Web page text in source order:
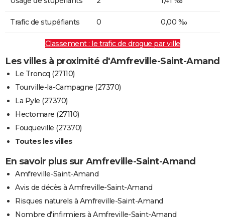
Trafic de stupéfiants 0 0,00 ‰
Classement : le trafic de drogue par ville
Les villes à proximité d'Amfreville-Saint-Amand
Le Troncq (27110)
Tourville-la-Campagne (27370)
La Pyle (27370)
Hectomare (27110)
Fouqueville (27370)
Toutes les villes
En savoir plus sur Amfreville-Saint-Amand
Amfreville-Saint-Amand
Avis de décès à Amfreville-Saint-Amand
Risques naturels à Amfreville-Saint-Amand
Nombre d'infirmiers à Amfreville-Saint-Amand